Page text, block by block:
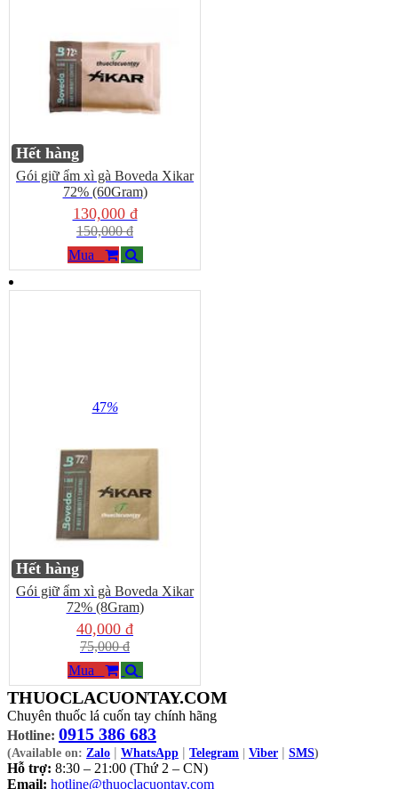
Hết hàng
Gói giữ ẩm xì gà Boveda Xikar
72% (60Gram)
130,000 đ
150,000 đ
Mua
47%
Hết hàng
Gói giữ ẩm xì gà Boveda Xikar
72% (8Gram)
40,000 đ
75,000 đ
Mua
THUOCLACUONTAY.COM
Chuyên thuốc lá cuốn tay chính hãng
Hotline: 0915 386 683
(Available on: Zalo | WhatsApp | Telegram Viber | SMS)
Hỗ trợ: 8:30 – 21:00 (Thứ 2 – CN)
Email: hotline@thuoclacuontay.com